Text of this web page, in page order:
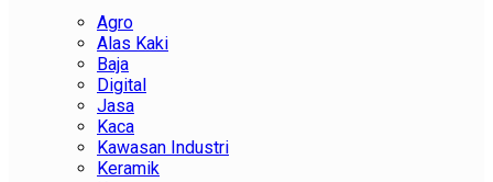
Agro
Alas Kaki
Baja
Digital
Jasa
Kaca
Kawasan Industri
Keramik